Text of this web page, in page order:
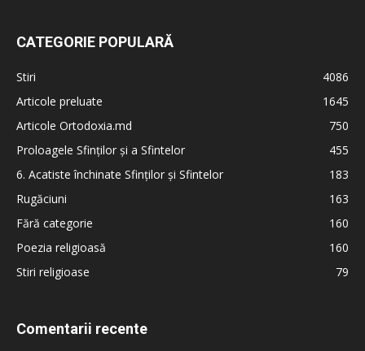
CATEGORIE POPULARĂ
Stiri
4086
Articole preluate
1645
Articole Ortodoxia.md
750
Proloagele Sfinților și a Sfintelor
455
6. Acatiste închinate Sfinților și Sfintelor
183
Rugăciuni
163
Fără categorie
160
Poezia religioasă
160
Stiri religioase
79
Comentarii recente